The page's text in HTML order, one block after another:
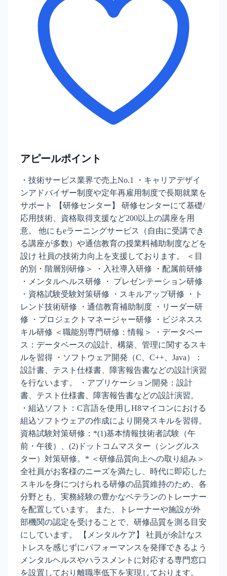
アピールポイント
・技術サービス業界で売上No.1 ・キャリアデザイ
ンアドバイザー制度や定年再雇用制度で長期就業を
サポート 【研修センター】 研修センターにて基礎/
応用技術、資格取得支援など200以上の講座を用
意。 他にもeラーニングサービス（自由に受講でき
る講座が多数）や通信教育の授業料補助制度などを
設け 社員の技術力向上を支援しております。 ＜目
的別・階層別研修＞ ・入社導入研修 ・配属前研修
・メンタルヘルス研修 ・ プレゼンテーション研修
・資格試験受験対策研修 ・スキルアップ研修 ・ト
レンド技術研修 ・通信教育補助制度 ・リーダー研
修 ・プロジェクトマネージャー研修 ・ビジネスス
キル研修 ＜職能別専門研修：情報＞ ・データベー
ス：データベースの設計、構築、管理に関するスキ
ルを習得 ・ソフトウェア開発（C、C++、Java）：
設計書、テスト仕様書、障害報告書などの設計演習
を行ないます。 ・アプリケーション開発：設計
書、テスト仕様書、障害報告書などの設計演習。
・組込ソフト：C言語を使用しH8マイコンにおける
組込ソフトウェアの作成により開発スキルを習得。
資格試験対策研修：*(1)基本情報技術者試験（午
前・午後）、(2)ドットコムマスター（シングルス
ター）対策研修。* ＜研修品質向上への取り組み＞
全社員がお客様のニーズを満たし、時代に即応した
スキルを身につけられる研修の品質維持のため、各
分野とも、実務経験の豊かなベテランのトレーナー
を配置しています。 また、トレーナーや施設が外
部機関の認定を受けることで、研修品質を測る目安
にしています。 【メンタルケア】 社員が余計なス
トレスを感じずにパフォーマンスを発揮できるよう
メンタルヘルスやハラスメントに対応する専門窓口
を設置しており離職率低下を実現しております。